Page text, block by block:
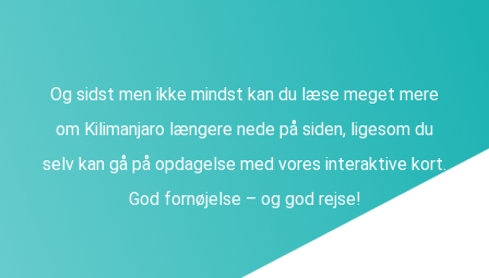
Og sidst men ikke mindst kan du læse meget mere
om Kilimanjaro længere nede på siden, ligesom du
selv kan gå på opdagelse med vores interaktive kort.
God fornøjelse – og god rejse!